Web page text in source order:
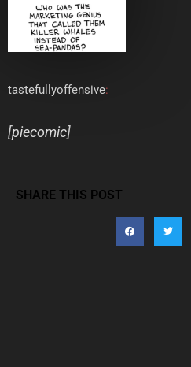
tastefullyoffensive:
[piecomic]
SHARE THIS POST